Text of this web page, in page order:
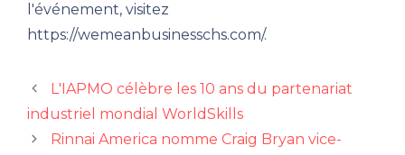
l'événement, visitez
https://wemeanbusinesschs.com/.
L'IAPMO célèbre les 10 ans du partenariat
industriel mondial WorldSkills
Rinnai America nomme Craig Bryan vice-